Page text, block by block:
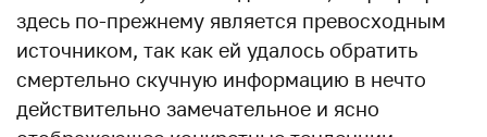
здесь по-прежнему является превосходным
источником, так как ей удалось обратить
смертельно скучную информацию в нечто
действительно замечательное и ясно